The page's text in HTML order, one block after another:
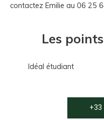
contactez Emilie au 06 25
Les
Idéal étudiant
+33